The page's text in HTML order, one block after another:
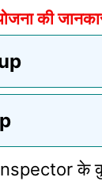
की
Inspector के